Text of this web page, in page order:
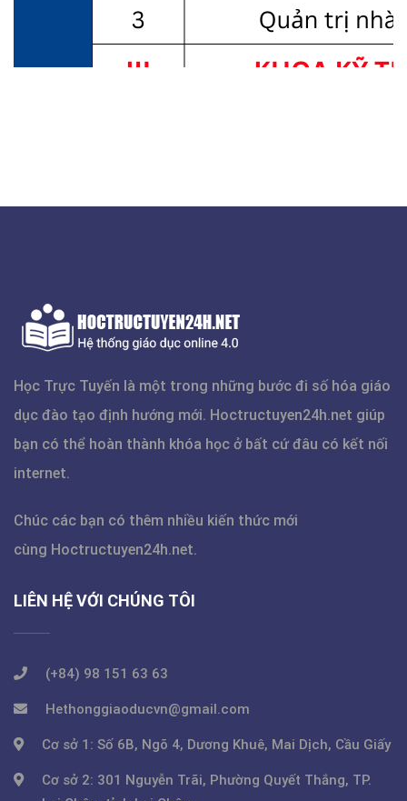
Học Trực Tuyến là một trong những bước đi số hóa giáo
dục đào tạo định hướng mới. Hoctructuyen24h.net giúp
bạn có thể hoàn thành khóa học ở bất cứ đâu có kết nối
internet.
Chúc các bạn có thêm nhiều kiến thức mới
cùng Hoctructuyen24h.net.
LIÊN HỆ VỚI CHÚNG TÔI
(+84) 98 151 63 63
Hethonggiaoducvn@gmail.com
Cơ sở 1: Số 6B, Ngõ 4, Dương Khuê, Mai Dịch, Cầu Giấy
Cơ sở 2: 301 Nguyễn Trãi, Phường Quyết Thắng, TP.